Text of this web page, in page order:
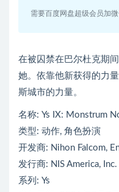
需要百度网盘超级会员加
在被囚禁在巴尔杜克期
她。依靠他新获得的力
斯城市的力量。
名称: Ys IX: Monstrum
类型: 动作, 角色扮演
开发商: Nihon Falcom,
发行商: NIS America, Inc.
系列: Ys